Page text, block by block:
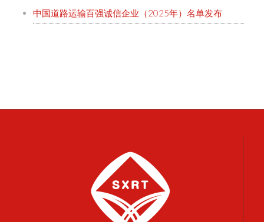
中国道路运输百强诚信企业（2025年）名单发布